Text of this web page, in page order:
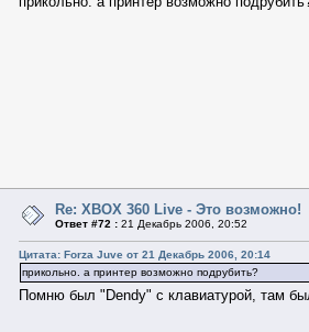
Re: XBOX 360 Live - Это возможно!
Ответ #72 : 21 Декабрь 2006, 20:52
Цитата: Forza Juve от 21 Декабрь 2006, 20:14
прикольно. а принтер возможно подрубить?
Помню был "Dendy" с клавиатурой, там